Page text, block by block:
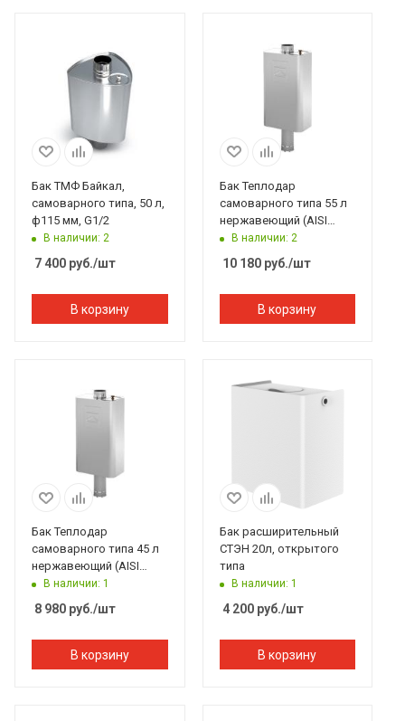
Бак ТМФ Байкал,
самоварного типа, 50 л,
ф115 мм, G1/2
В наличии: 2
7 400 руб./шт
В корзину
Бак Теплодар
самоварного типа 55 л
нержавеющий (AISI
439/0,8 мм)
В наличии: 2
10 180руб./шт
В корзину
Бак Теплодар
самоварного типа 45 л
нержавеющий (AISI
439/0,8 мм)
В наличии: 1
8 980 руб./шт
В корзину
Бак расширительный
СТЭН 20л, открытого
типа
В наличии: 1
4 200руб./шт
В корзину